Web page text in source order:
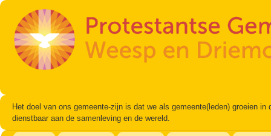
Het doel van ons gemeente-zijn is dat we als gemeente(leden) groeien
dienstbaar aan de samenleving en de wereld.